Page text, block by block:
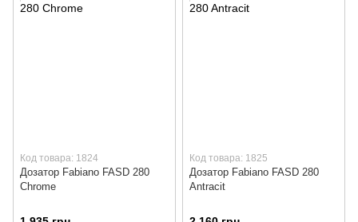
Код товара: 1824
Дозатор Fabiano FASD 280
Chrome
Код товара: 1825
Дозатор Fabiano FASD 280
Antracit